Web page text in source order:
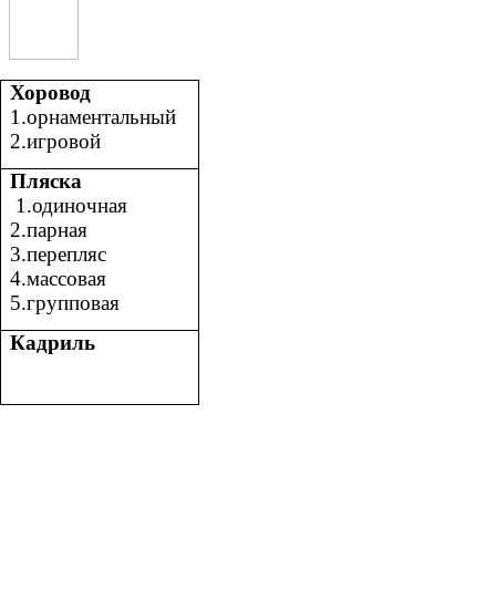
Хоровод
1.орнаментальный
2.игровой
Пляска
1.одиночная
2.парная
3.перепляс
4.массовая
5.групповая
Кадриль